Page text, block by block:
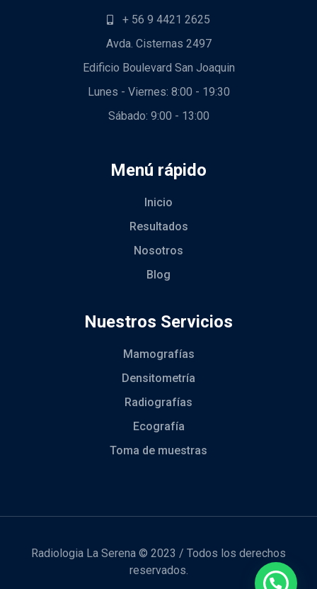
+ 56 9 4421 2625
Avda. Cisternas 2497
Edificio Boulevard San Joaquin
Lunes - Viernes: 8:00 - 19:30
Sábado: 9:00 - 13:00
Menú rápido
Inicio
Resultados
Nosotros
Blog
Nuestros Servicios
Mamografías
Densitometría
Radiografías
Ecografía
Toma de muestras
Radiologia La Serena © 2023 / Todos los derechos
reservados.